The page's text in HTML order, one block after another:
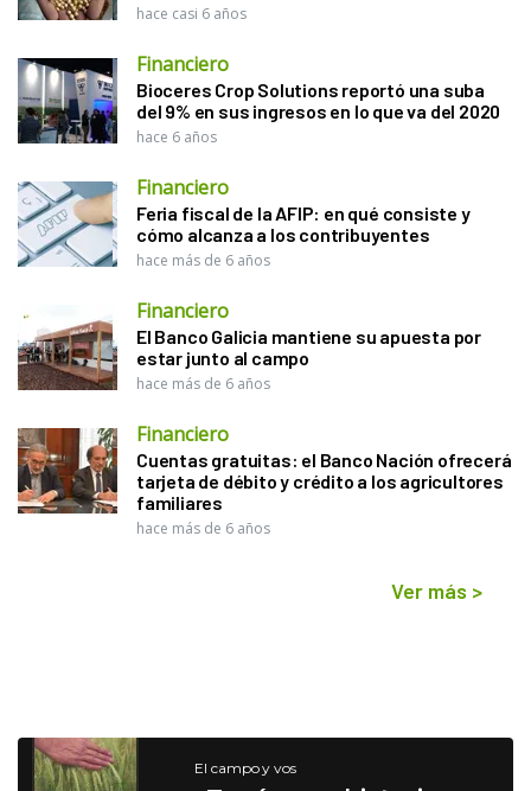
hace casi 6 años
Financiero
Bioceres Crop Solutions reportó una suba
del 9% en sus ingresos en lo que va del 2020
hace 6 años
Financiero
Feria fiscal de la AFIP: en qué consiste y
cómo alcanza a los contribuyentes
hace más de 6 años
Financiero
El Banco Galicia mantiene su apuesta por
estar junto al campo
hace más de 6 años
Financiero
Cuentas gratuitas: el Banco Nación ofrecerá
tarjeta de débito y crédito a los agricultores
familiares
hace más de 6 años
Ver más >
El campo y vos